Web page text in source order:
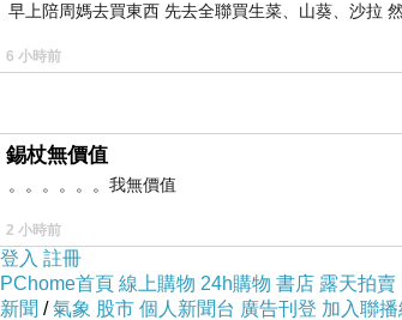
早上陪周媽去買東西 先去全聯買生菜、山葵、沙拉
6 小時前
錫杖無價值
。。。。。。我無價值
2 小時前
登入 註冊
PChome首頁 線上購物 24h購物 書店 露天拍賣
新聞 /氣象 股市 個人新聞台 廣告刊登 加入聯播